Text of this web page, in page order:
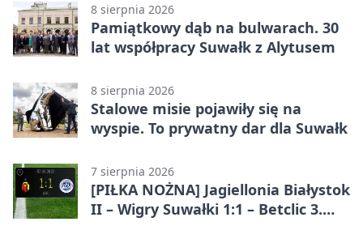
8 sierpnia 2026
Pamiątkowy dąb na bulwarach. 30
lat współpracy Suwałk z Alytusem
8 sierpnia 2026
Stalowe misie pojawiły się na
wyspie. To prywatny dar dla Suwałk
7 sierpnia 2026
[PIŁKA NOŻNA] Jagiellonia Białystok
II – Wigry Suwałki 1:1 – Betclic 3.